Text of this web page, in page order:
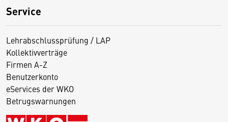
Service
Lehrabschlussprüfung / LAP
Kollektivverträge
Firmen A-Z
Benutzerkonto
eServices der WKO
Betrugswarnungen